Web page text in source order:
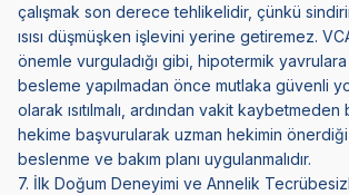
çalışmak son derece tehlikelidir, çünkü
ısısı düşmüşken işlevini yerine getiremez.
önemle vurguladığı gibi, hipotermik
besleme yapılmadan önce mutlaka güvenli
olarak ısıtılmalı, ardından vakit
hekime başvurularak uzman hekimin
beslenme ve bakım planı uygulanmalıdır.
7. İlk Doğum Deneyimi ve Annelik